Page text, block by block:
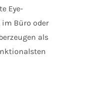
Eye-
im Büro oder
als